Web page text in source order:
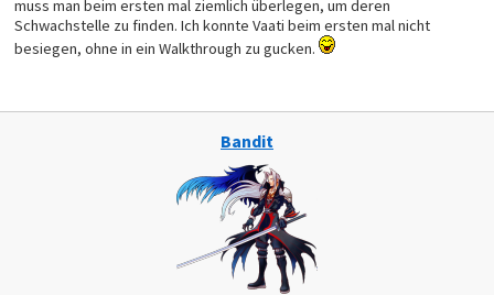
muss man beim ersten mal ziemlich überlegen, um deren
Schwachstelle zu finden. Ich konnte Vaati beim ersten mal nicht
besiegen, ohne in ein Walkthrough zu gucken.
Bandit